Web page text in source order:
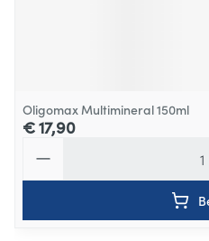
Oligomax Multimineral 150ml
€ 17,90